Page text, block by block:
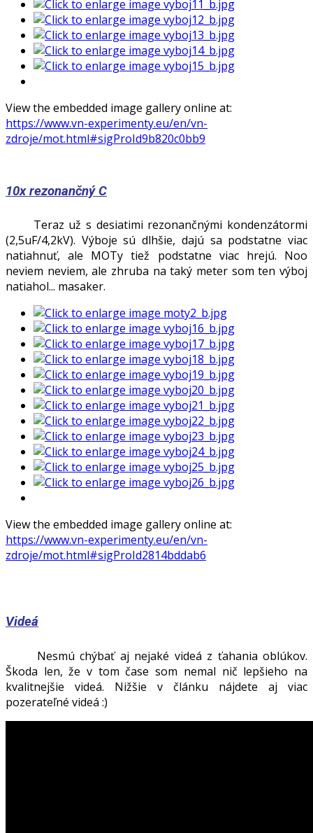
View the embedded image gallery online at:
https://www.vn-experimenty.eu/en/vn-
zdroje/mot.html#sigProId9b820c0bb9
10x rezonančný C
Teraz už s desiatimi rezonančnými kondenzátormi
(2,5uF/4,2kV). Výboje sú dlhšie, dajú sa podstatne viac
natiahnuť, ale MOTy tiež podstatne viac hrejú. Noo
neviem neviem, ale zhruba na taký meter som ten výboj
natiahol... masaker.
View the embedded image gallery online at:
https://www.vn-experimenty.eu/en/vn-
zdroje/mot.html#sigProId2814bddab6
Videá
Nesmú chýbať aj nejaké videá z ťahania oblúkov.
Škoda len, že v tom čase som nemal nič lepšieho na
kvalitnejšie videá. Nižšie v článku nájdete aj viac
pozerateľné videá :)